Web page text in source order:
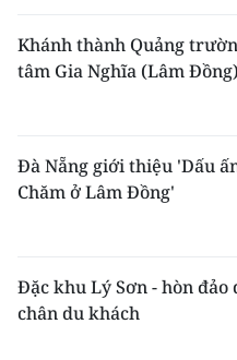
thường cuốn khăn
vào lễ cuốn dải khăn
: Ở nhà sàn,
tròn khum hình
bằng sàn hình chữ
lan can; nhà sàn
tiền sảnh; nhà mái
ngoài ra gùi theo
trán, dùng ngựa
sông lớn họ rất
Khánh thành Quảng
tâm Gia Nghĩa (Lâm Đồng)
Đà Nẵng giới thiệu 'Dấu
Chăm ở Lâm Đồng'
Đặc khu Lý Sơn - hòn đảo
chân du khách